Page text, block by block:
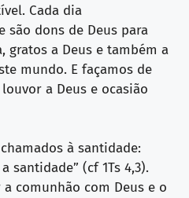
Cada dia
são dons de Deus para
gratos a Deus e também a
mundo. E façamos de
a Deus e ocasião
à santidade:
santidade” (cf 1Ts 4,3).
comunhão com Deus e o